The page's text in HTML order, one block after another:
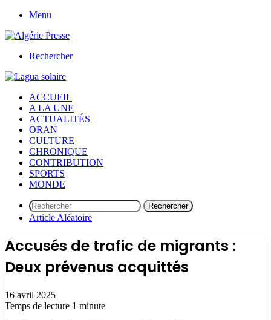
Menu
Rechercher
ACCUEIL
A LA UNE
ACTUALITÉS
ORAN
CULTURE
CHRONIQUE
CONTRIBUTION
SPORTS
MONDE
Rechercher
Article Aléatoire
Accusés de trafic de migrants :
Deux prévenus acquittés
16 avril 2025
Temps de lecture 1 minute